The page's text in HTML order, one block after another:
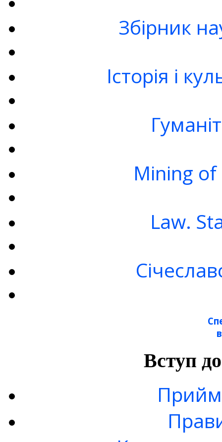
Збірник
Історія і
Mining
Law.
Вступ